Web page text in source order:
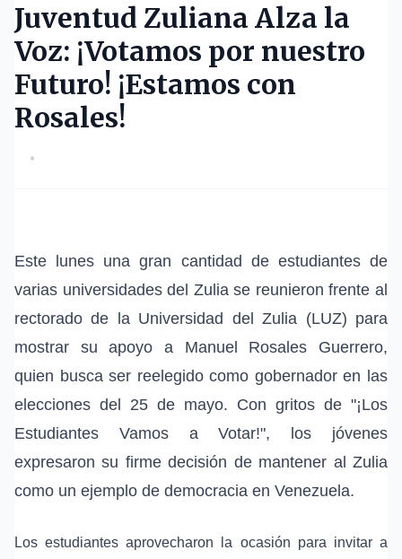
Juventud Zuliana Alza la
Voz: ¡Votamos por nuestro
Futuro! ¡Estamos con
Rosales!
•
Este lunes una gran cantidad de estudiantes de
varias universidades del Zulia se reunieron frente al
rectorado de la Universidad del Zulia (LUZ) para
mostrar su apoyo a Manuel Rosales Guerrero,
quien busca ser reelegido como gobernador en las
elecciones del 25 de mayo. Con gritos de "¡Los
Estudiantes Vamos a Votar!", los jóvenes
expresaron su firme decisión de mantener al Zulia
como un ejemplo de democracia en Venezuela.
Los estudiantes aprovecharon la ocasión para invitar a